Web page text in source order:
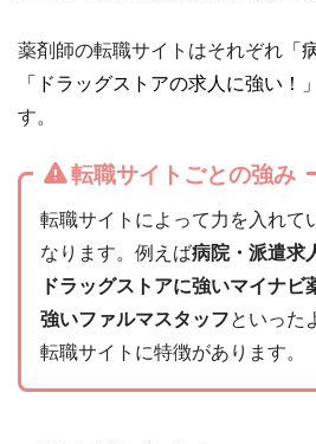
薬剤師の転職サイトはそれぞれ 「
「ドラッグストアの求人に強い！」
す。
転職サイトごとの強み
転職サイトによって力を入れて
なります。例えば病院・派遣求
ドラッグストアに強いマイナビ
強いファルマスタッフといった
転職サイトに特徴があります。